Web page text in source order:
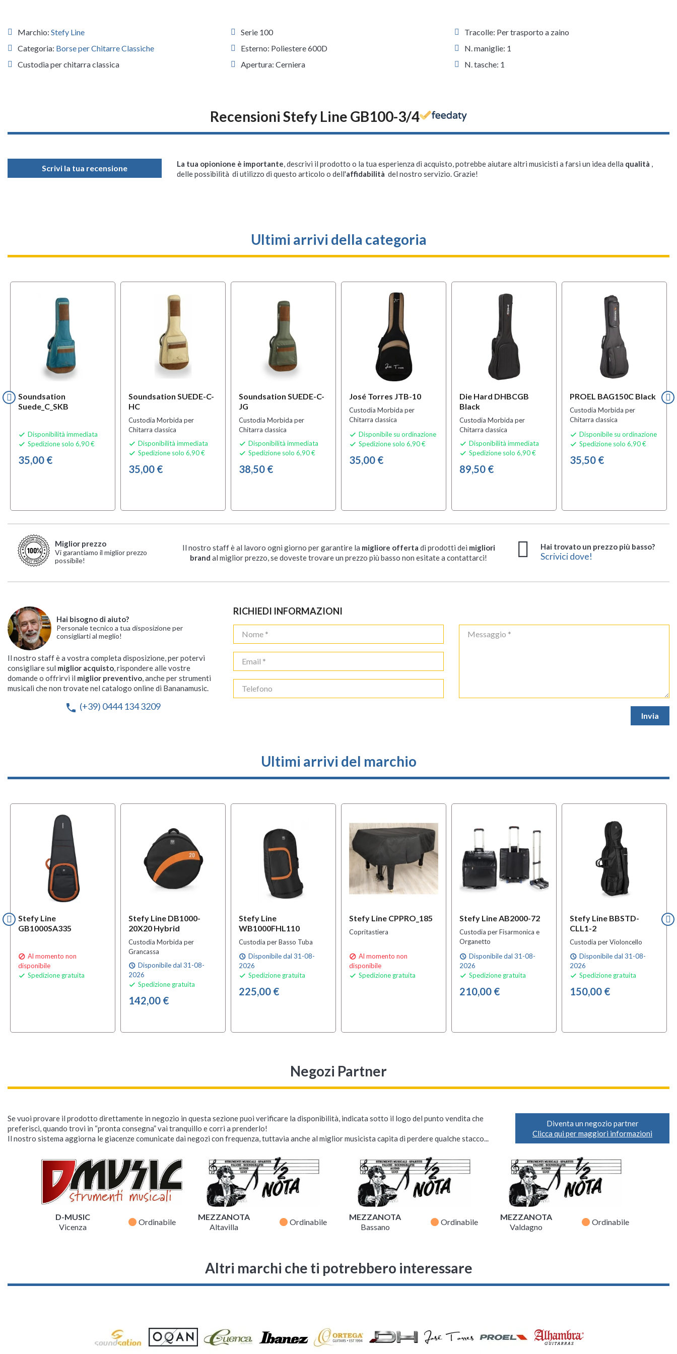
Marchio: Stefy Line
Categoria: Borse per Chitarre Classiche
Custodia per chitarra classica
Serie 100
Esterno: Poliestere 600D
Apertura: Cerniera
Tracolle: Per trasporto a zaino
N. maniglie: 1
N. tasche: 1
Recensioni Stefy Line GB100-3/4
Scrivi la tua recensione La tua opionione è importante, descrivi il prodotto o la tua esperienza di acquisto, potrebbe aiutare altri musicisti a farsi un idea della qualità ,
delle possibilità di utilizzo di questo articolo o dell'affidabilità del nostro servizio. Grazie!
Ultimi arrivi della categoria
Soundsation
Suede_C_SKB
 Disponibilità immediata
 Spedizione solo 6,90 €
35,00 €
Soundsation SUEDE-C-
HC
Custodia Morbida per
Chitarra classica
 Disponibilità immediata
 Spedizione solo 6,90 €
35,00 €
Soundsation SUEDE-C-
JG
Custodia Morbida per
Chitarra classica
 Disponibilità immediata
 Spedizione solo 6,90 €
38,50 €
José Torres JTB-10
Custodia Morbida per
Chitarra classica
 Disponibile su ordinazione
 Spedizione solo 6,90 €
35,00 €
Die Hard DHBCGB
Black
Custodia Morbida per
Chitarra classica
 Disponibilità immediata
 Spedizione solo 6,90 €
89,50 €
PROEL BAG150C Black
Custodia Morbida per
Chitarra classica
 Disponibile su ordinazione
 Spedizione solo 6,90 €
35,50 €
Miglior prezzo
Vi garantiamo il miglior prezzo
possibile!
Il nostro staff è al lavoro ogni giorno per garantire la migliore offerta di prodotti dei migliori
brand al miglior prezzo, se doveste trovare un prezzo più basso non esitate a contattarci!
Hai trovato un prezzo più basso?
Scrivici dove!
Hai bisogno di aiuto?
Personale tecnico a tua disposizione per
consigliarti al meglio!
Il nostro staff è a vostra completa disposizione, per potervi
consigliare sul miglior acquisto, rispondere alle vostre
domande o offrirvi il miglior preventivo, anche per strumenti
musicali che non trovate nel catalogo online di Bananamusic.
phone (+39) 0444 134 3209
RICHIEDI INFORMAZIONI
Ultimi arrivi del marchio
Stefy Line
GB1000SA335
 Al momento non
disponibile
 Spedizione gratuita
Stefy Line DB1000-
20X20 Hybrid
Custodia Morbida per
Grancassa
schedule Disponibile dal 31-08-
2026
 Spedizione gratuita
142,00 €
Stefy Line
WB1000FHL110
Custodia per Basso Tuba
schedule Disponibile dal 31-08-
2026
 Spedizione gratuita
225,00 €
Stefy Line CPPRO_185
Copritastiera
 Al momento non
disponibile
 Spedizione gratuita
Stefy Line AB2000-72
Custodia per Fisarmonica e
Organetto
schedule Disponibile dal 31-08-
2026
 Spedizione gratuita
210,00 €
Stefy Line BBSTD-
CLL1-2
Custodia per Violoncello
schedule Disponibile dal 31-08-
2026
 Spedizione gratuita
150,00 €
Negozi Partner
Se vuoi provare il prodotto direttamente in negozio in questa sezione puoi verificare la disponibilità, indicata sotto il logo del punto vendita che
preferisci, quando trovi in “pronta consegna” vai tranquillo e corri a prenderlo!
Il nostro sistema aggiorna le giacenze comunicate dai negozi con frequenza, tuttavia anche al miglior musicista capita di perdere qualche stacco...
Diventa un negozio partner
Clicca qui per maggiori informazioni
D-MUSIC
Vicenza
fiber_manual_record Ordinabile
MEZZANOTA
Altavilla
fiber_manual_record Ordinabile
MEZZANOTA
Bassano
fiber_manual_record Ordinabile
MEZZANOTA
Valdagno
fiber_manual_record Ordinabile
Altri marchi che ti potrebbero interessare